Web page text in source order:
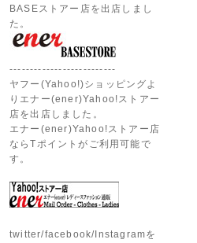
BASEストアー店を出店しまし
た。
--------------------------
ヤフー(Yahoo!)ショッピングよ
りエナー(ener)Yahoo!ストアー
店を出店しました。
エナー(ener)Yahoo!ストアー店
ならTポイントがご利用可能で
す。
twitter/facebook/Instagramを